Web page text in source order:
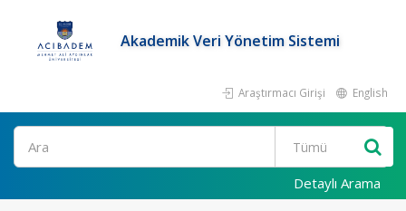
Akademik Veri Yönetim Sistemi
Araştırmacı Girişi English
Ara
Detaylı Arama